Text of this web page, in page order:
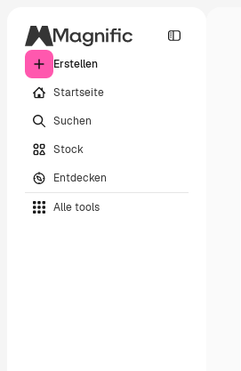
Erstellen
Startseite
Suchen
Stock
Entdecken
Alle tools